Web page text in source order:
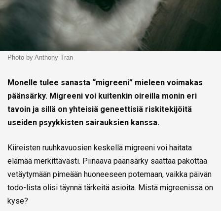
Photo by Anthony Tran
Monelle tulee sanasta “migreeni” mieleen voimakas
päänsärky. Migreeni voi kuitenkin oireilla monin eri
tavoin ja sillä on yhteisiä geneettisiä riskitekijöitä
useiden psyykkisten sairauksien kanssa.
Kiireisten ruuhkavuosien keskellä migreeni voi haitata
elämää merkittävästi. Piinaava päänsärky saattaa pakottaa
vetäytymään pimeään huoneeseen potemaan, vaikka päivän
todo-lista olisi täynnä tärkeitä asioita. Mistä migreenissä on
kyse?